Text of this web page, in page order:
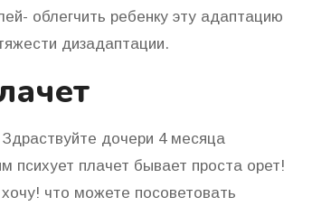
облегчить ребенку эту адаптацию
дизадаптации.
дочери 4 месяца
психует плачет бывает проста орет!
что можете посоветовать